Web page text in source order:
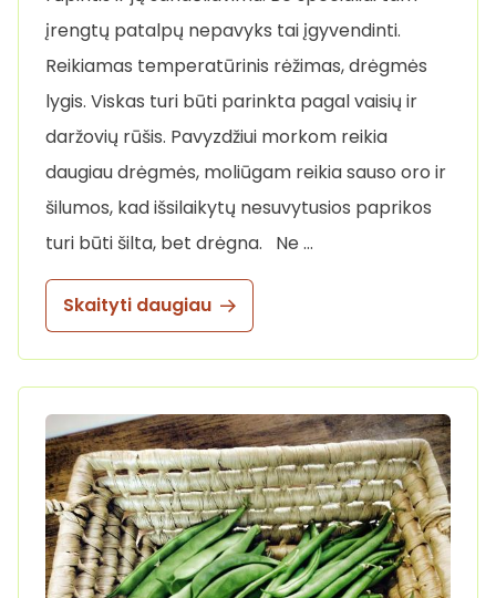
įrengtų patalpų nepavyks tai įgyvendinti.
Reikiamas temperatūrinis rėžimas, drėgmės
lygis. Viskas turi būti parinkta pagal vaisių ir
daržovių rūšis. Pavyzdžiui morkom reikia
daugiau drėgmės, moliūgam reikia sauso oro ir
šilumos, kad išsilaikytų nesuvytusios paprikos
turi būti šilta, bet drėgna. Ne …
Skaityti daugiau